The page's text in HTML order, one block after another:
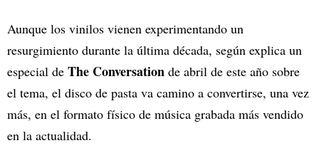
Aunque los vinilos vienen experimentando un
resurgimiento durante la última década, según explica un
especial de The Conversation de abril de este año sobre
el tema, el disco de pasta va camino a convertirse, una vez
más, en el formato físico de música grabada más vendido
en la actualidad.